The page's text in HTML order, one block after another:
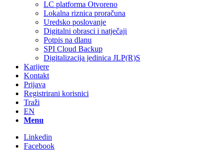
LC platforma Otvoreno
Lokalna riznica proračuna
Uredsko poslovanje
Digitalni obrasci i natječaji
Potpis na dlanu
SPI Cloud Backup
Digitalizacija jedinica JLP(R)S
Karijere
Kontakt
Prijava
Registrirani korisnici
Traži
EN
Menu
Linkedin
Facebook